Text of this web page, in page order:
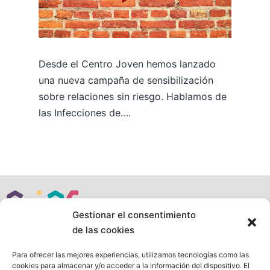
Gestionar el consentimiento
de las cookies
Para ofrecer las mejores experiencias, utilizamos tecnologías como las
cookies para almacenar y/o acceder a la información del dispositivo. El
Desde el Centro Joven hemos lanzado
una nueva campaña de sensibilización
sobre relaciones sin riesgo. Hablamos de
las Infecciones de….
Siguenos en: